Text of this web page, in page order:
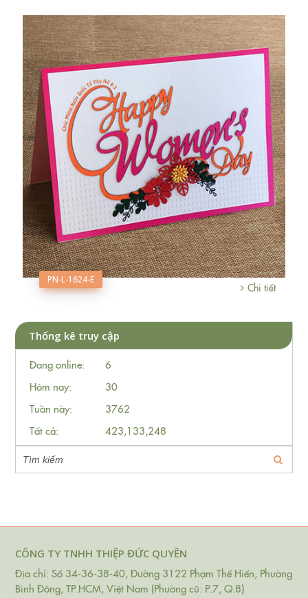
PN-L-1624-E
Chi tiết
Thống kê truy cập
Đang online:
6
Hôm nay:
30
Tuần này:
3762
Tất cả:
423,133,248
CÔNG TY TNHH THIỆP ĐỨC QUYỀN
Địa chỉ: Số 34-36-38-40, Đường 3122 Phạm Thế Hiển, Phường
Bình Đông, TP.HCM, Việt Nam (Phường cũ: P.7, Q.8)